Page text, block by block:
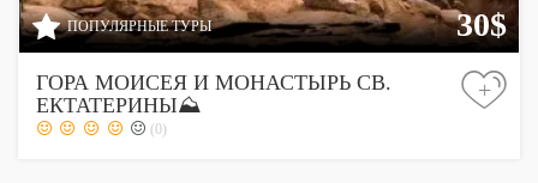
ПОПУЛЯРНЫЕ ТУРЫ 30$
ГОРА МОИСЕЯ И МОНАСТЫРЬ СВ.
ЕКТАТЕРИНЫ⛰
(0)
+